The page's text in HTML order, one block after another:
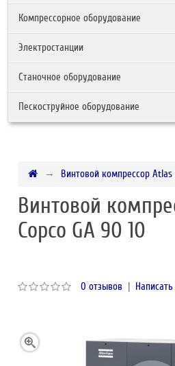
Компрессорное оборудование
Электростанции
Станочное оборудование
Пескоструйное оборудование
Винтовой компрессор Atlas
Винтовой
Copco GA 90 10
0 отзывов |